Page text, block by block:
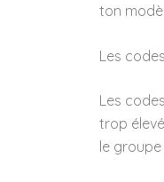
ton
Les
Les codes
trop
le